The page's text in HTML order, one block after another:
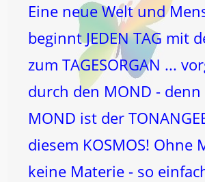
Eine neue Welt und
beginnt JEDEN TAG mit
zum TAGESORGAN ...
durch den MOND - denn
MOND ist der
diesem KOSMOS! Ohne
keine Materie - so